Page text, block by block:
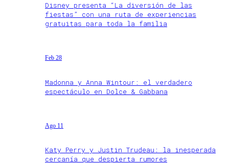
Disney presenta “La diversión de las
fiestas” con una ruta de experiencias
gratuitas para toda la familia
Feb 28
Madonna y Anna Wintour: el verdadero
espectáculo en Dolce & Gabbana
Ago 11
Katy Perry y Justin Trudeau: la inesperada
cercanía que despierta rumores